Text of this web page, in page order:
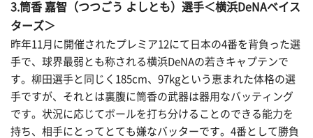
3.筒香 嘉智（つつごう よしとも）選手＜横浜DeNAベイス
ターズ＞
昨年11月に開催されたプレミア12にて日本の4番を背負った選
手で、球界最弱とも称される横浜DeNAの若きキャプテンで
す。柳田選手と同じく185cm、97kgという恵まれた体格の選
手ですが、それとは裏腹に筒香の武器は器用なバッティング
です。状況に応じてボールを打ち分けることのできる能力を
持ち、相手にとってとても嫌なバッターです。4番として勝負